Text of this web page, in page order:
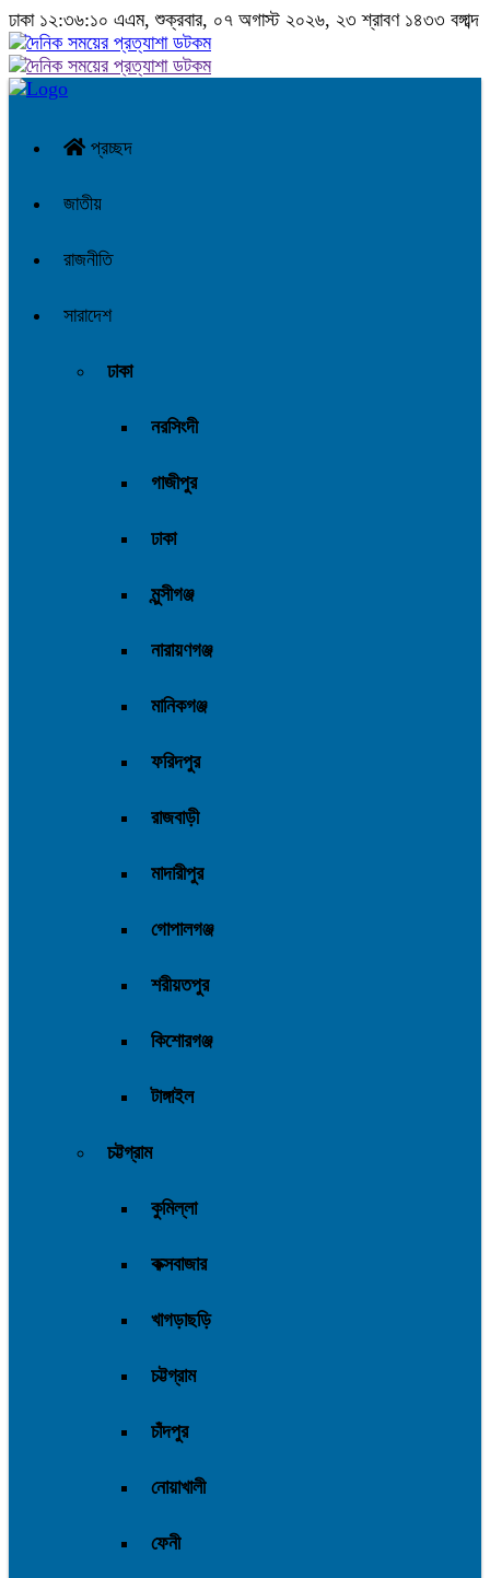
ঢাকা ১২:৩৬:১১ এএম, শুক্রবার, ০৭ অগাস্ট ২০২৬, ২৩ শ্রাবণ ১৪৩৩ বঙ্গাব্দ
প্রচ্ছদ
জাতীয়
রাজনীতি
সারাদেশ
ঢাকা
নরসিংদী
গাজীপুর
ঢাকা
মুন্সীগঞ্জ
নারায়ণগঞ্জ
মানিকগঞ্জ
ফরিদপুর
রাজবাড়ী
মাদারীপুর
গোপালগঞ্জ
শরীয়তপুর
কিশোরগঞ্জ
টাঙ্গাইল
চট্টগ্রাম
কুমিল্লা
কক্সবাজার
খাগড়াছড়ি
চট্টগ্রাম
চাঁদপুর
নোয়াখালী
ফেনী